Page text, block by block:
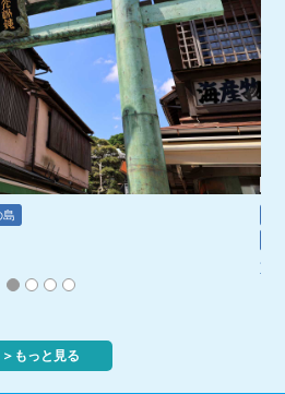
島
江
＞もっと見る